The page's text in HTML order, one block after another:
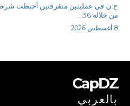
ح.ن في عمليتين متفرقتين أحبطت
من خلاله 36...
8 أغسطس 2026
CapDZ
بالعربي